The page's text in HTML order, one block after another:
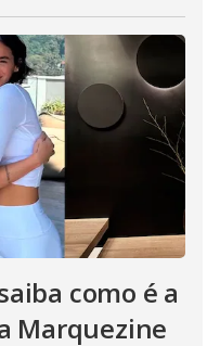
como é a
Marquezine